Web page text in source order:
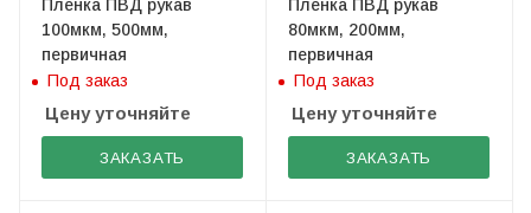
Пленка ПВД рукав
100мкм, 500мм,
первичная
Под заказ
Цену уточняйте
ЗАКАЗАТЬ
Пленка ПВД рукав
80мкм, 200мм,
первичная
Под заказ
Цену уточняйте
ЗАКАЗАТЬ